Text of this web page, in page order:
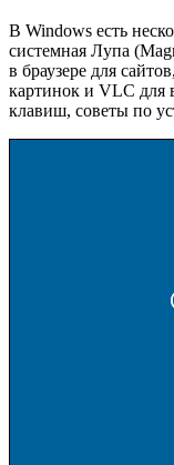
В Windows есть
системная Лупа
в браузере для
картинок и VLC для
клавиш, советы по